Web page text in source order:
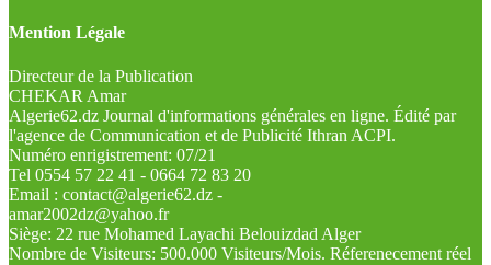
Mention Légale
Directeur de la Publication
CHEKAR Amar
Algerie62.dz Journal d'informations générales en ligne. Édité par
l'agence de Communication et de Publicité Ithran ACPI.
Numéro enrigistrement: 07/21
Tel 0554 57 22 41 - 0664 72 83 20
Email : contact@algerie62.dz -
amar2002dz@yahoo.fr
Siège: 22 rue Mohamed Layachi Belouizdad Alger
Nombre de Visiteurs: 500.000 Visiteurs/Mois. Réferenecement réel